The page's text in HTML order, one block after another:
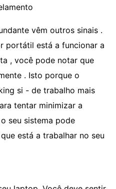
vêm outros sinais .
portátil está a funcionar a
, você pode notar que
. Isto porque o
si - de trabalho mais
tentar minimizar a
seu sistema pode
está a trabalhar no seu